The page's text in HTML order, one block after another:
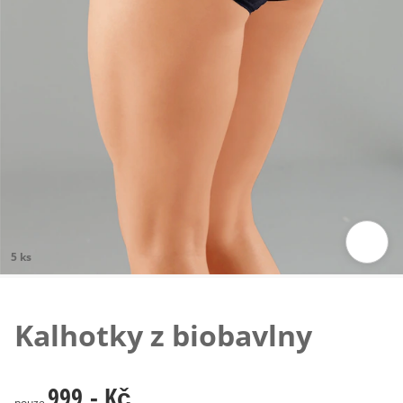
5 ks
Kalhotky z biobavlny
999,- Kč